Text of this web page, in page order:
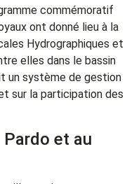
commémoratif
ont donné lieu à la
Hydrographiques et
elles dans le bassin
un système de gestion
sur la participation des
Pardo et au